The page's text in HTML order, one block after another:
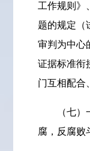
工作规则》
题的规定（
审判为中心
证据标准衔
门互相配合
（七）一
腐，反腐败